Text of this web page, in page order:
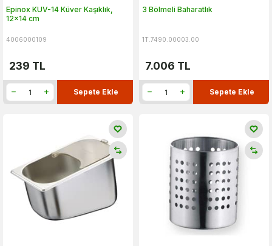
Epinox KUV-14 Küver Kaşıklık,
12x14 cm
4006000109
239 TL
Sepete Ekle
3 Bölmeli Baharatlık
1T.7490.00003.00
7.006 TL
Sepete Ekle